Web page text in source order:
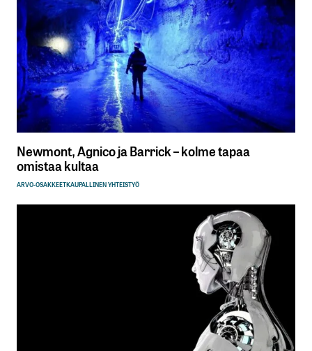
Newmont, Agnico ja Barrick – kolme tapaa
omistaa kultaa
ARVO-OSAKKEETKAUPALLINEN YHTEISTYÖ